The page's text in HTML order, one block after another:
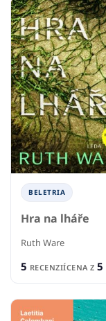
BELETRIA
Hra na lháře
Ruth Ware
5 RECENZIÍCENA Z 5